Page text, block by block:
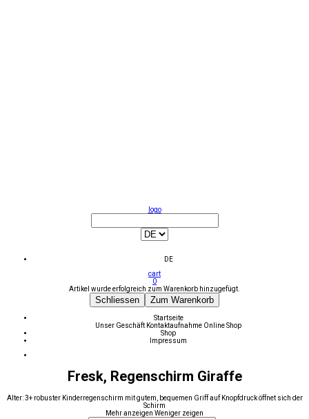
logo
DE
cart
0
Artikel wurde erfolgreich zum Warenkorb hinzugefügt.
Schliessen Zum Warenkorb
Startseite
Unser Geschäft Kontaktaufnahme Online Shop
Shop
Impressum
Fresk, Regenschirm Giraffe
Alter: 3+ robuster Kinderregenschirm mit gutem, bequemen Griff auf Knopfdruck öffnet sich der
Schirm
Mehr anzeigen Weniger zeigen